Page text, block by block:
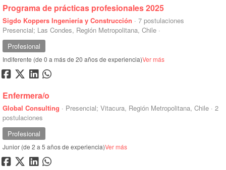
Programa de prácticas profesionales 2025
Sigdo Koppers Ingeniería y Construcción ·
Presencial; Las Condes, Región Metropolitana, Chile ·
7 postulaciones
Profesional
Indiferente (de 0 a más de 20 años de experiencia)Ver más
Enfermera/o
Global Consulting · Presencial; Vitacura, Región Metropolitana, Chile · 2
postulaciones
Profesional
Junior (de 2 a 5 años de experiencia)Ver más